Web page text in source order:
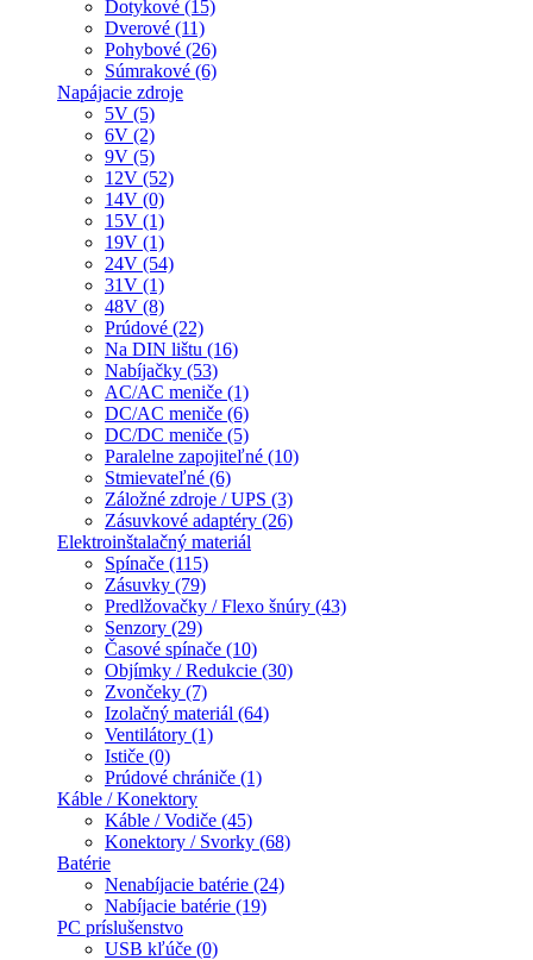
Dotykové (15)
Dverové (11)
Pohybové (26)
Súmrakové (6)
Napájacie zdroje
5V (5)
6V (2)
9V (5)
12V (52)
14V (0)
15V (1)
19V (1)
24V (54)
31V (1)
48V (8)
Prúdové (22)
Na DIN lištu (16)
Nabíjačky (53)
AC/AC meniče (1)
DC/AC meniče (6)
DC/DC meniče (5)
Paralelne zapojiteľné (10)
Stmievateľné (6)
Záložné zdroje / UPS (3)
Zásuvkové adaptéry (26)
Elektroinštalačný materiál
Spínače (115)
Zásuvky (79)
Predlžovačky / Flexo šnúry (43)
Senzory (29)
Časové spínače (10)
Objímky / Redukcie (30)
Zvončeky (7)
Izolačný materiál (64)
Ventilátory (1)
Ističe (0)
Prúdové chrániče (1)
Káble / Konektory
Káble / Vodiče (45)
Konektory / Svorky (68)
Batérie
Nenabíjacie batérie (24)
Nabíjacie batérie (19)
PC príslušenstvo
USB kľúče (0)